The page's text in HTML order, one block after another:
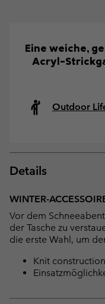
Eine weiche,
Acryl-
Outdoor
Details
WINTER-
Vor dem
der Tasche zu
die erste Wahl, um
Knit construction